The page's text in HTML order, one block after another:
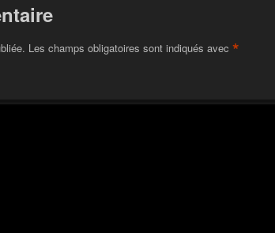
Les champs obligatoires sont indiqués avec *